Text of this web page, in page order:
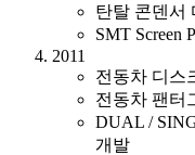
탄탈 콘덴서
SMT Screen
2011
전동차 디스
전동차 팬터
DUAL /
개발